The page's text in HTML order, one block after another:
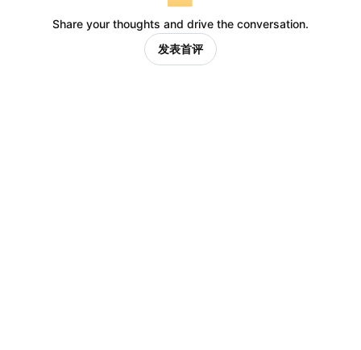
Share your thoughts and drive the conversation.
发表首评